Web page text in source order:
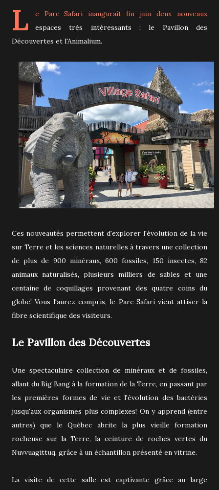
L e Parc Safari inaugurait fin juin deux nouveaux
espaces très intéressants : le Pavillon des
Découvertes et l'Animalium.
Ces nouveautés permettent d'explorer l'évolution de la vie
sur Terre et les sciences naturelles à travers une collection
de plus de 900 minéraux, 600 fossiles, 150 insectes, 82
animaux naturalisés, plusieurs milliers de sables et une
centaine de coquillages provenant des quatre coins du
globe! Vous l'aurez compris, le Parc Safari vient attiser la
fibre scientifique des visiteurs.
Le Pavillon des Découvertes
Une spectaculaire collection de minéraux et de fossiles,
allant du Big Bang à la formation de la Terre, en passant par
les premières formes de vie et l'évolution des bactéries
jusqu'aux organismes plus complexes! On y apprend (entre
autres) que le Québec abrite la plus vieille formation
rocheuse sur la Terre, la ceinture de roches vertes du
Nuvvuagittuq, grâce à un échantillon présenté en vitrine.
La visite de cette salle est captivante grâce au large